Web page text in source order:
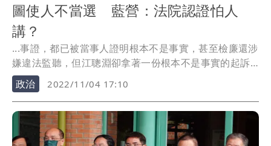
圖使人不當選 藍營：法院認證怕人
講？
...事證，都已被當事人證明根本不是事實，甚至檢廉還涉
嫌違法監聽，但江聰淵卻拿著一份根本不是事實的起訴
書，...
政治 2022/11/04 17:10